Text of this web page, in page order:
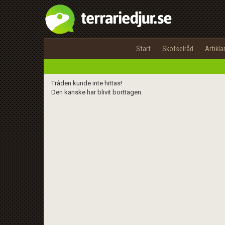
Start Skötselråd Artiklar
Tråden kunde inte hittas!
Den kanske har blivit borttagen.